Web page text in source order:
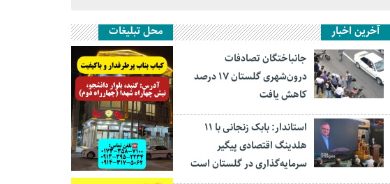
آخرین اخبار
جانباختگان تصادفات
درون‌شهری گلستان ۱۷ درصد
کاهش یافت
استاندار: بابک زنجانی با ۱۱
هلدینگ اقتصادی پیگیر
سرمایه‌گذاری در گلستان است
محل تبلیغات